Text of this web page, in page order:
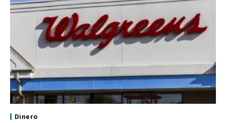
Dinero